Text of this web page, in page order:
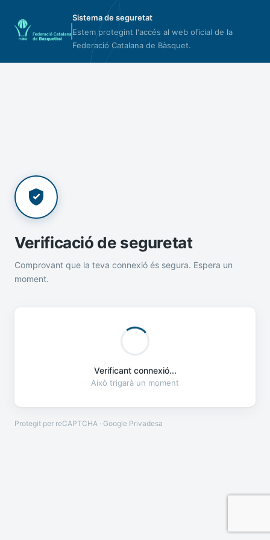
Sistema de seguretat
Estem protegint l'accés al web oficial de la
Federació Catalana de Bàsquet.
Verificació de seguretat
Comprovant que la teva connexió és segura. Espera un
moment.
Verificant connexió...
Això trigarà un moment
Protegit per reCAPTCHA · Google Privadesa